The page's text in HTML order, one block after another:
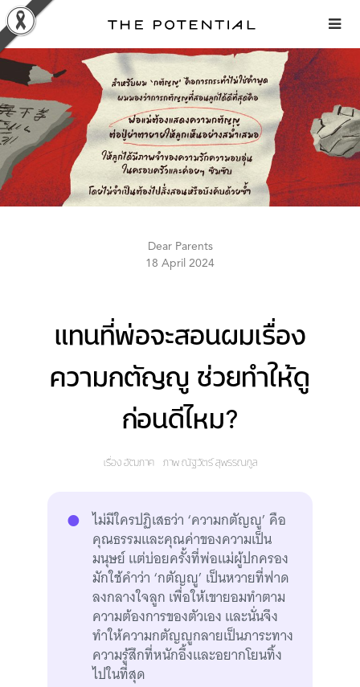
Skip
to
content
Dear Parents
18 April 2024
แทนที่พ่อจะสอนผมเรื่อง
ความกตัญญู ช่วยทำให้ดู
ก่อนดีไหม?
เรื่อง อัฒภาค ภาพ ณัฐวัตร์ สุพรรณกูล
ไม่มีใครปฏิเสธว่า ‘ความกตัญญู’ คือ
คุณธรรมและคุณค่าของความเป็น
มนุษย์ แต่บ่อยครั้งที่พ่อแม่ผู้ปกครอง
มักใช้คำว่า ‘กตัญญู’ เป็นหวายที่ฟาด
ลงกลางใจลูก เพื่อให้เขายอมทำตาม
ความต้องการของตัวเอง และนั่นจึง
ทำให้ความกตัญญูกลายเป็นภาระทาง
ความรู้สึกที่หนักอึ้งและอยากโยนทิ้ง
ไปในที่สุด